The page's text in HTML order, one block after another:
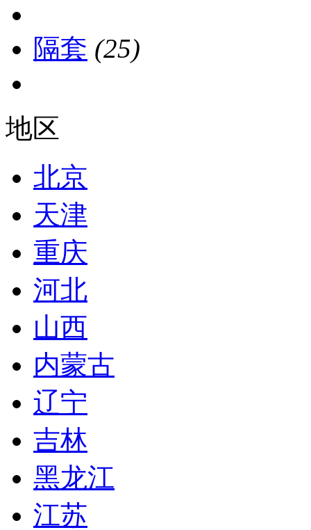
隔套 (25)
地区
北京
天津
重庆
河北
山西
内蒙古
辽宁
吉林
黑龙江
江苏